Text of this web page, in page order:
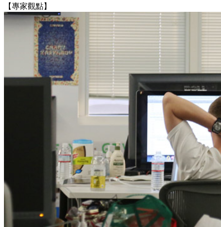
【專家觀點】